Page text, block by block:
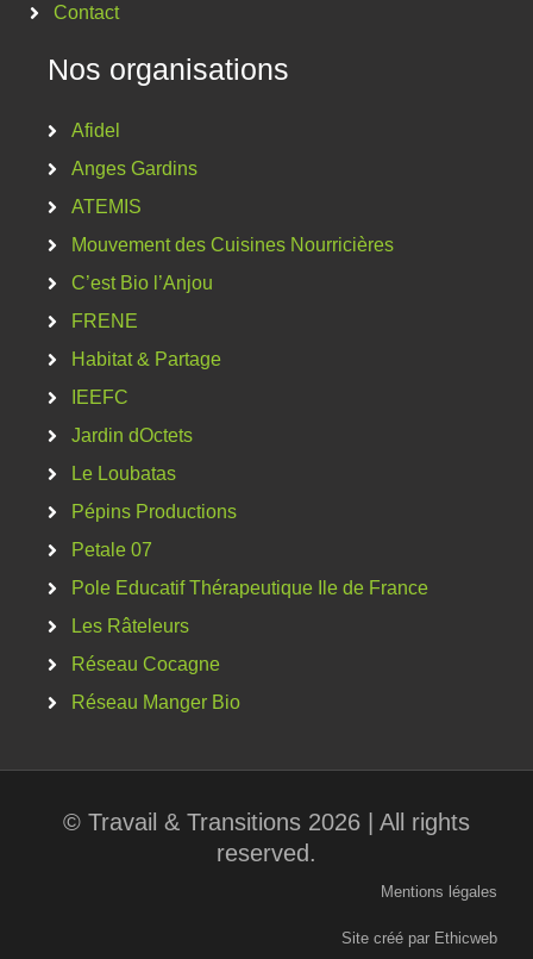
Contact
Nos organisations
Afidel
Anges Gardins
ATEMIS
Mouvement des Cuisines Nourricières
C’est Bio l’Anjou
FRENE
Habitat & Partage
IEEFC
Jardin dOctets
Le Loubatas
Pépins Productions
Petale 07
Pole Educatif Thérapeutique Ile de France
Les Râteleurs
Réseau Cocagne
Réseau Manger Bio
© Travail & Transitions 2026 | All rights
reserved.
Mentions légales
Site créé par Ethicweb